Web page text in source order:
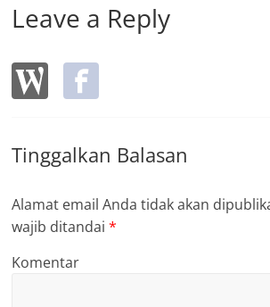
Leave a Reply
Tinggalkan Balasan
Alamat email Anda tidak akan
wajib ditandai*
Komentar